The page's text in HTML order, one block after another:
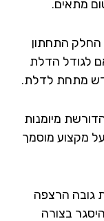
התחתון
הדלת
לדלת.
מיומנות
מוסמך
הרצפה
בצורה